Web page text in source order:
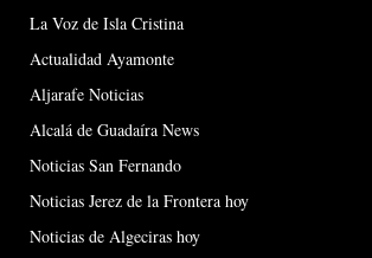
La Voz de Isla Cristina
Actualidad Ayamonte
Aljarafe Noticias
Alcalá de Guadaíra News
Noticias San Fernando
Noticias Jerez de la Frontera hoy
Noticias de Algeciras hoy